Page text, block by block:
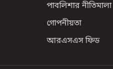
পাবলিশার নীতিমালা
গোপনীয়তা
আরএসএস ফিড